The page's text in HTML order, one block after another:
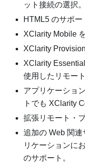
ット接続の選択。
HTML5 のサポー
XClarity Mobile
XClarity
XClarity
使用したリモート
アプリケーショ
トでも XClarity
拡張リモート・
追加の Web 関
リケーションに
のサポート。